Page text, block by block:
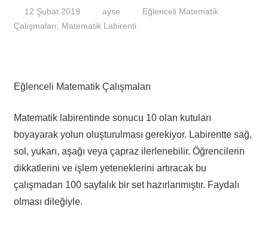
12 Şubat 2019 ayse
Eğlenceli Matematik
Çalışmaları
Matematik Labirenti
Eğlenceli Matematik Çalışmaları
Matematik labirentinde sonucu 10 olan kutuları
boyayarak yolun oluşturulması gerekiyor. Labirentte sağ,
sol, yukarı, aşağı veya çapraz ilerlenebilir. Öğrencilerin
dikkatlerini ve işlem yeteneklerini artıracak bu
çalışmadan 100 sayfalık bir set hazırlanmıştır. Faydalı
olması dileğiyle.